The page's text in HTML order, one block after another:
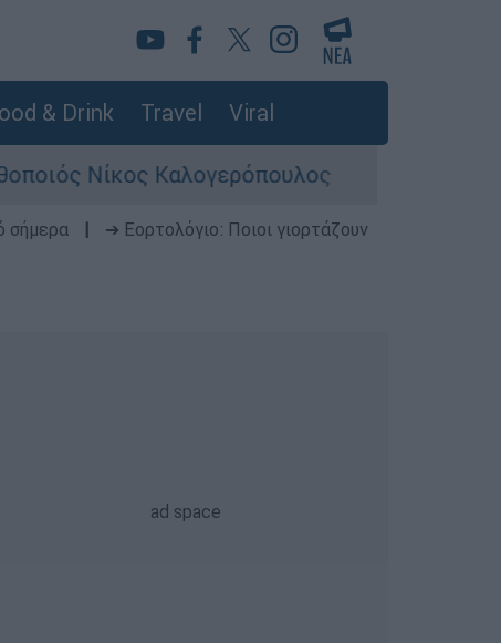
& Drink Travel Viral
Νίκος Καλογερόπουλος Σκιάθος:
σήμερα
➔ Εορτολόγιο: Ποιοι γιορτάζουν